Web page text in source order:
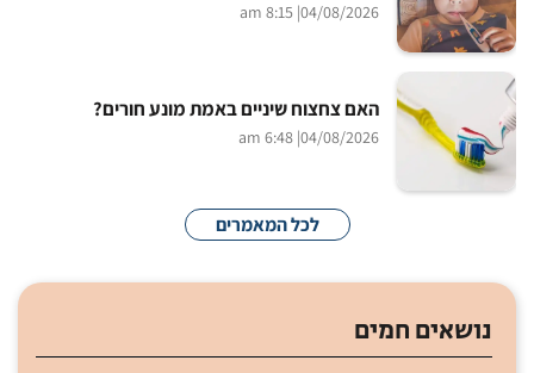
04/08/2026
| 8:15 am
האם צחצוח שיניים באמת מונע חורים?
04/08/2026
| 6:48 am
לכל המאמרים
נושאים חמים